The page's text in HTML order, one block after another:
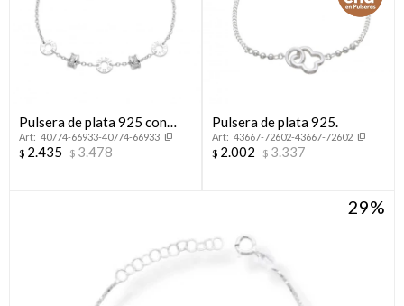
Pulsera de plata 925 con
circonias.
40774-66933-40774-66933
$ 2.435 $3.478
Pulsera de plata 925.
43667-72602-43667-72602
$ 2.002 $3.337
29